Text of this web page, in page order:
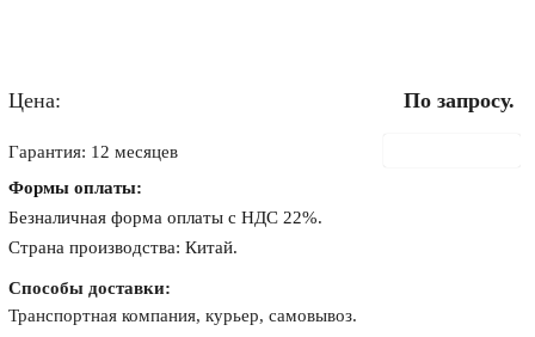
Цена: По запросу.
Гарантия: 12 месяцев
Формы оплаты:
Безналичная форма оплаты с НДС 22%.
Страна производства: Китай.
Способы доставки:
Транспортная компания, курьер, самовывоз.